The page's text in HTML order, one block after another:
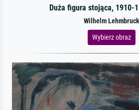
Duża figura stojąca, 1910-
Wilhelm Lehmbruck
Wybierz obraz